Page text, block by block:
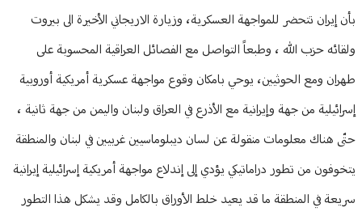
بأن إيران تتحضر للمواجهة العسكرية، وزيارة الاريجاني الأخيرة الى بيروت
ولقائه حزب الله ، وطبعاً التواصل مع الفصائل العراقية المحسوبة على
طهران ومع الحوثيين، يوحي بامكان وقوع مواجهة عسكرية أمريكية أوروبية
إسرائيلية من جهة وإيرانية مع الأذرع في العراق ولبنان واليمن من جهة ثانية ،
حتّى هناك معلومات منقولة عن لسان ديبلوماسيين غربيين في لبنان والمنطقة
يتخوفون من تطور دراماتيكي يؤدي إلى إندلاع مواجهة أمريكية إسرائيلية إيرانية
سريعة في المنطقة ما قد يعيد خلط الأوراق بالكامل وقد يشكل هذا التطور